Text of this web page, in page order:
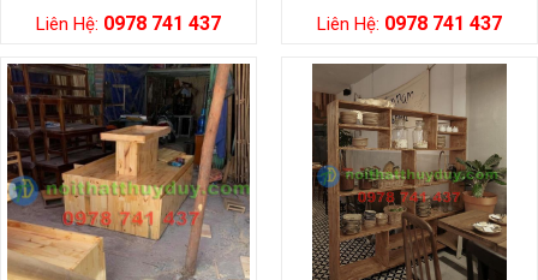
Liên Hệ: 0978 741 437 Liên Hệ: 0978 741 437